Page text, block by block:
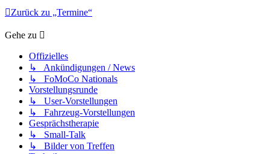
Zurück zu „Termine“
Gehe zu
Offizielles
↳ Ankündigungen / News
↳ FoMoCo Nationals
Vorstellungsrunde
↳ User-Vorstellungen
↳ Fahrzeug-Vorstellungen
Gesprächstherapie
↳ Small-Talk
↳ Bilder von Treffen